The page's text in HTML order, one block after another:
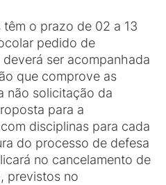
o prazo de 02 a 13
pedido de
ser acompanhada
que comprove as
não solicitação da
para a
disciplinas para cada
do processo de defesa
no cancelamento de
previstos no